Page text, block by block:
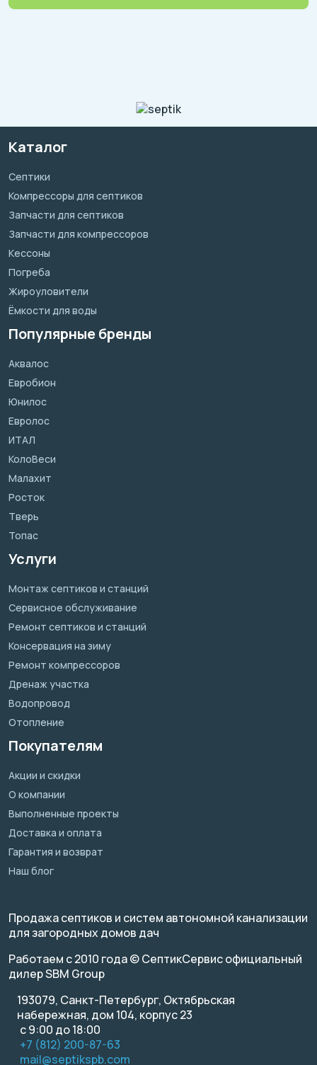
Каталог
Септики
Компрессоры для септиков
Запчасти для септиков
Запчасти для компрессоров
Кессоны
Погреба
Жироуловители
Ёмкости для воды
Популярные бренды
Аквалос
Евробион
Юнилос
Евролос
ИТАЛ
КолоВеси
Малахит
Росток
Тверь
Топас
Услуги
Монтаж септиков и станций
Сервисное обслуживание
Ремонт септиков и станций
Консервация на зиму
Ремонт компрессоров
Дренаж участка
Водопровод
Отопление
Покупателям
Акции и скидки
О компании
Выполненные проекты
Доставка и оплата
Гарантия и возврат
Наш блог
Продажа септиков и систем автономной канализации
для загородных домов дач
Работаем с 2010 года © СептикСервис официальный
дилер SBM Group
193079, Санкт-Петербург, Октябрьская
набережная, дом 104, корпус 23
с 9:00 до 18:00
+7 (812) 200-87-63
mail@septikspb.com